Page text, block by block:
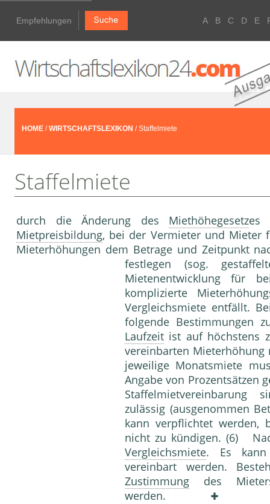
Empfehlungen A B C D E
HOME /WIRTSCHAFTSLEXIKON / Staffelmiete
Staffelmiete
durch die Änderung des Miethöhegesetzes
Mietpreisbildung, bei der Vermieter und Mieter
Mieterhöhungen dem Betrage und Zeitpunkt
festlegen (sog.
Mietenentwicklung für
komplizierte
Vergleichsmiete entfällt.
folgende Bestimmungen
Laufzeit ist auf höchstens
vereinbarten
jeweilige Monatsmiete
Angabe von
Staffelmietvereinbarung
zulässig (ausgenommen
kann verpflichtet werden,
nicht zu kündigen. (6)
Vergleichsmiete. Es kann
vereinbart werden.
Zustimmung des
werden.